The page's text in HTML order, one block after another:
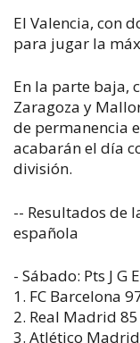
El Valencia, con
para jugar la
En la parte baja,
Zaragoza y
de permanencia
acabarán el día
división.
-- Resultados de
española
- Sábado: Pts J G
1. FC Barcelona
2. Real Madrid
3. Atlético